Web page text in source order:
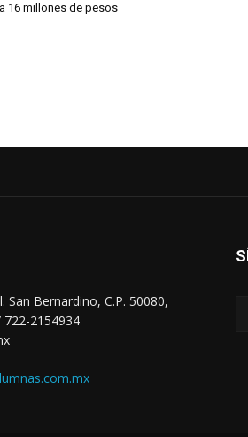
a 16 millones de pesos
San Bernardino, C.P. 50080,
2154934